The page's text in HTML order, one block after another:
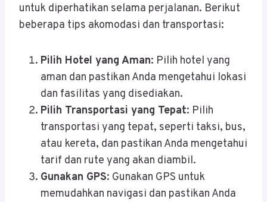
untuk diperhatikan selama perjalanan. Berikut
beberapa tips akomodasi dan transportasi:
Pilih Hotel yang Aman: Pilih hotel yang
aman dan pastikan Anda mengetahui lokasi
dan fasilitas yang disediakan.
Pilih Transportasi yang Tepat: Pilih
transportasi yang tepat, seperti taksi, bus,
atau kereta, dan pastikan Anda mengetahui
tarif dan rute yang akan diambil.
Gunakan GPS: Gunakan GPS untuk
memudahkan navigasi dan pastikan Anda